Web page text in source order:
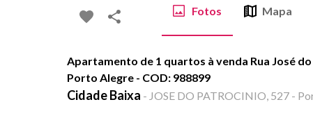
Fotos Mapa
Apartamento de 1 quartos à venda Rua José
Porto Alegre - COD: 988899
Cidade Baixa - JOSE DO PATROCINIO, 527 -